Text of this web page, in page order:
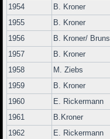
1954
B. Kroner
1955
B. Kroner
1956
B. Kroner/ Bruns
1957
B. Kroner
1958
M. Ziebs
1959
B. Kroner
1960
E. Rickermann
1961
B.Kroner
1962
E. Rickermann